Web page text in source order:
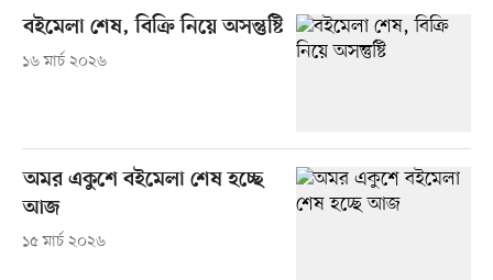
বইমেলা শেষ, বিক্রি নিয়ে অসন্তুষ্টি
১৬ মার্চ ২০২৬
অমর একুশে বইমেলা শেষ হচ্ছে
আজ
১৫ মার্চ ২০২৬